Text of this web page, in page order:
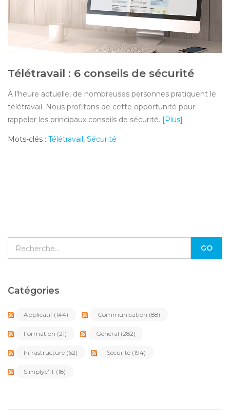
Télétravail : 6 conseils de sécurité
À l’heure actuelle, de nombreuses personnes pratiquent le
télétravail. Nous profitons de cette opportunité pour
rappeler les principaux conseils de sécurité. [Plus]
Mots-clés : Télétravail, Sécurité
Catégories
Applicatif (144) Communication (88)
Formation (21) General (282)
Infrastructure (62) Sécurité (194)
Simplyc'IT (18)